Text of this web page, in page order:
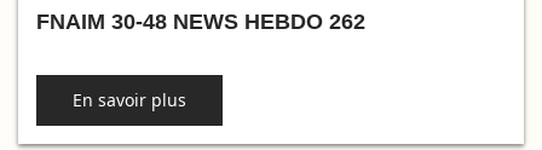
FNAIM 30-48 NEWS HEBDO 262
En savoir plus